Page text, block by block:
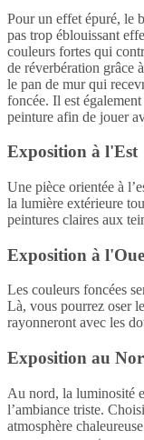
Pour un effet épuré, le
pas trop éblouissant
couleurs fortes qui
de réverbération grâce
le pan de mur qui
foncée. Il est
peinture afin de jouer
Exposition à l'Est
Une pièce orientée à
la lumière extérieure
peintures claires aux
Exposition à
Les couleurs foncées
Là, vous pourrez oser
rayonneront avec les
Exposition au
Au nord, la luminosité
l’ambiance triste.
atmosphère